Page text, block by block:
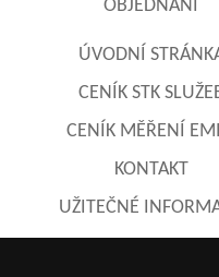
OBJEDNÁNÍ
ÚVODNÍ
CENÍK STK
CENÍK MĚŘENÍ
KONTAKT
UŽITEČNÉ